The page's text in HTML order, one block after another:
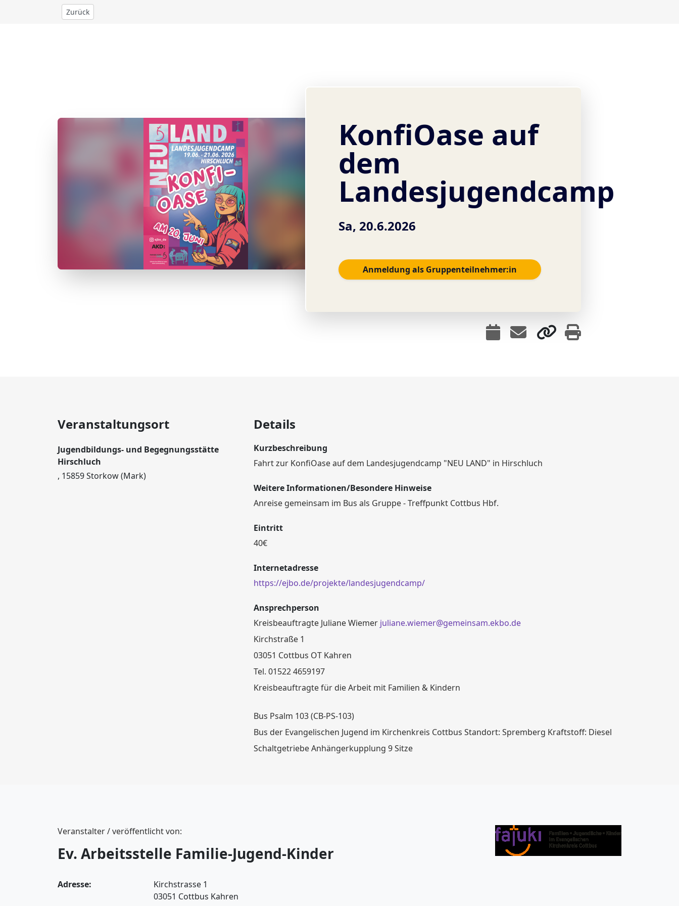
Zurück
KonfiOase auf
dem
Landesjugendcamp
Sa, 20.6.2026
Anmeldung als Gruppenteilnehmer:in
Veranstaltungsort
Jugendbildungs- und Begegnungsstätte
Hirschluch
, 15859 Storkow (Mark)
Details
Kurzbeschreibung
Fahrt zur KonfiOase auf dem Landesjugendcamp "NEU LAND" in Hirschluch
Weitere Informationen/Besondere Hinweise
Anreise gemeinsam im Bus als Gruppe - Treffpunkt Cottbus Hbf.
Eintritt
40€
Internetadresse
https://ejbo.de/projekte/landesjugendcamp/
Ansprechperson
Kreisbeauftragte Juliane Wiemer juliane.wiemer@gemeinsam.ekbo.de
Kirchstraße 1
03051 Cottbus OT Kahren
Tel. 01522 4659197
Kreisbeauftragte für die Arbeit mit Familien & Kindern
Bus Psalm 103 (CB-PS-103)
Bus der Evangelischen Jugend im Kirchenkreis Cottbus Standort: Spremberg Kraftstoff: Diesel
Schaltgetriebe Anhängerkupplung 9 Sitze
Veranstalter / veröffentlicht von:
Ev. Arbeitsstelle Familie-Jugend-Kinder
Adresse:
Kirchstrasse 1
03051 Cottbus Kahren